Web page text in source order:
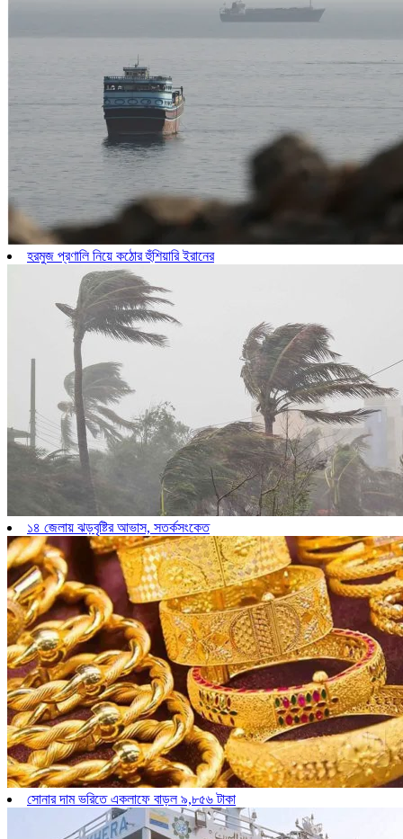
হরমুজ প্রণালি নিয়ে কঠোর হুঁশিয়ারি ইরানের
১৪ জেলায় ঝড়বৃষ্টির আভাস, সতর্কসংকেত
সোনার দাম ভরিতে একলাফে বাড়ল ৯,৮৫৬ টাকা